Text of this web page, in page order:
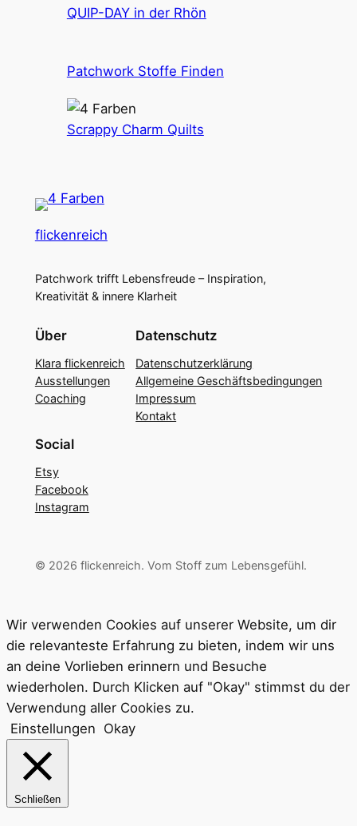
QUIP-DAY in der Rhön
Patchwork Stoffe Finden
Scrappy Charm Quilts
flickenreich
Patchwork trifft Lebensfreude – Inspiration,
Kreativität & innere Klarheit
Über
Klara flickenreich
Ausstellungen
Coaching
Datenschutz
Datenschutzerklärung
Allgemeine Geschäftsbedingungen
Impressum
Kontakt
Social
Etsy
Facebook
Instagram
© 2026 flickenreich. Vom Stoff zum Lebensgefühl.
Wir verwenden Cookies auf unserer Website, um dir
die relevanteste Erfahrung zu bieten, indem wir uns
an deine Vorlieben erinnern und Besuche
wiederholen. Durch Klicken auf "Okay" stimmst du der
Verwendung aller Cookies zu.
Einstellungen Okay
Schließen